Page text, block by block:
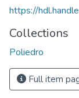
https://
Collections
Poliedro
Full item